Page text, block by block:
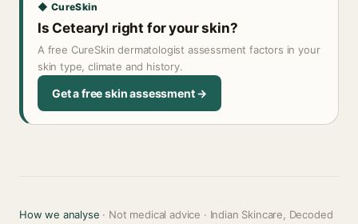
◆ CureSkin
Is Cetearyl right for your skin?
A free CureSkin dermatologist assessment factors in your
skin type, climate and history.
Get a free skin assessment →
How we analyse · Not medical advice · Indian Skincare, Decoded